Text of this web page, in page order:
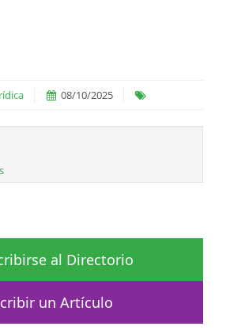
08/10/2025
al Directorio
un Artículo